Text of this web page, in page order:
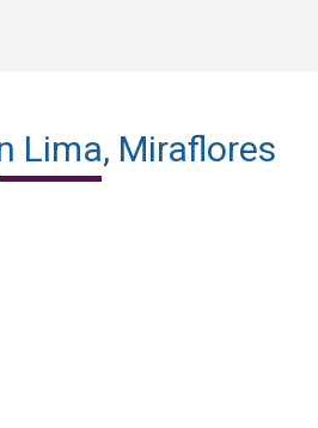
Lima, Miraflores